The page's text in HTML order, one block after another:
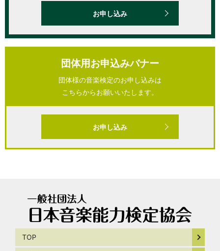
お申し込み
団体用お申込みバナー
団体様の音楽検定のお申し込みは
こちらからお願いいたします。
お申し込み
TOP